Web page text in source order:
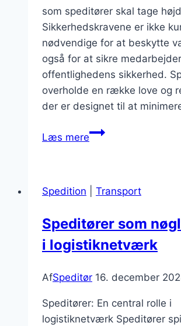
som speditører skal tage
Sikkerhedskravene er ikke
nødvendige for at beskytte
også for at sikre
offentlighedens sikkerhed.
overholde en række love og
der er designet til at
Læs mereSikkerhedskrav
transportbranchen
Spedition Transport
Speditører som
i logistiknetværk
AfSpeditør 16. december
Speditører: En central rolle i
logistiknetværk Speditører